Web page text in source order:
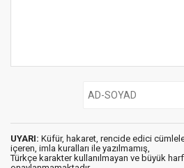
UYARI: Küfür, hakaret, rencide edici
içeren, imla kuralları ile yazılmamış,
Türkçe karakter kullanılmayan ve büyük